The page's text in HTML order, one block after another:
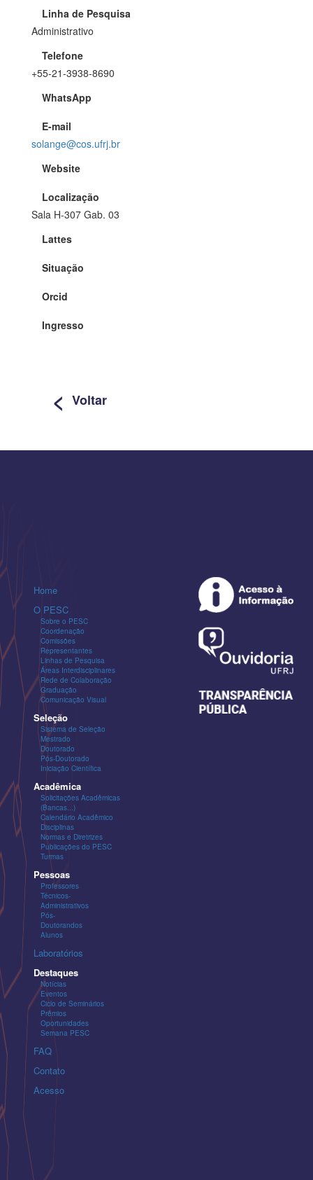
Linha de Pesquisa
Administrativo
Telefone
+55-21-3938-8690
WhatsApp
E-mail
solange@cos.ufrj.br
Website
Localização
Sala H-307 Gab. 03
Lattes
Situação
Orcid
Ingresso
< Voltar
Home
O PESC
Sobre o PESC
Coordenação
Comissões
Representantes
Linhas de Pesquisa
Áreas Interdisciplinares
Rede de Colaboração
Graduação
Comunicação Visual
Seleção
Sistema de Seleção
Mestrado
Doutorado
Pós-Doutorado
Iniciação Científica
Acadêmica
Solicitações Acadêmicas
(Bancas...)
Calendário Acadêmico
Disciplinas
Normas e Diretrizes
Publicações do PESC
Turmas
Pessoas
Professores
Técnicos-
Administrativos
Pós-
Doutorandos
Alunos
Laboratórios
Destaques
Notícias
Eventos
Ciclo de Seminários
Prêmios
Oportunidades
Semana PESC
FAQ
Contato
Acesso